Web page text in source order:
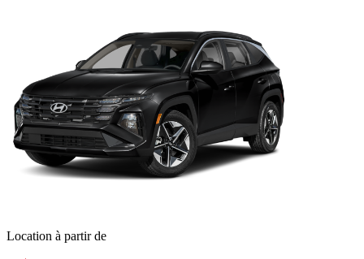
Location à partir de